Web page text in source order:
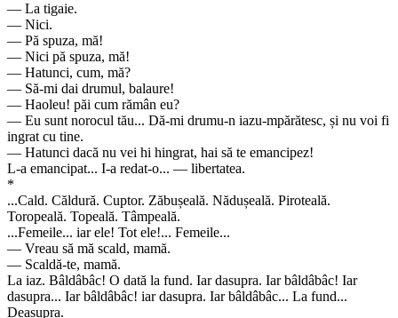
— La tigaie.
— Nici.
— Pă spuza, mă!
— Nici pă spuza, mă!
— Hatunci, cum, mă?
— Să-mi dai drumul, balaure!
— Haoleu! păi cum rămân eu?
— Eu sunt norocul tău... Dă-mi drumu-n iazu-mpărătesc, și nu voi fi
ingrat cu tine.
— Hatunci dacă nu vei hi hingrat, hai să te emancipez!
L-a emancipat... I-a redat-o... — libertatea.
*
...Cald. Căldură. Cuptor. Zăbușeală. Nădușeală. Piroteală.
Toropeală. Topeală. Tâmpeală.
...Femeile... iar ele! Tot ele!... Femeile...
— Vreau să mă scald, mamă.
— Scaldă-te, mamă.
La iaz. Bâldâbâc! O dată la fund. Iar dasupra. Iar bâldâbâc! Iar
dasupra... Iar bâldâbâc! iar dasupra. Iar bâldâbâc... La fund...
Deasupra.